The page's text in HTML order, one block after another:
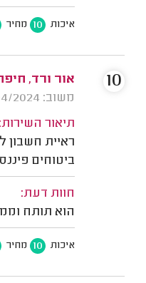
איכות 10 מחיר
אור ורד,
משוב: 21/04/2024
תיאור השירות:
ראיית
ביטוחים
חוות דעת:
הוא תותח
איכות 10 מחיר
10